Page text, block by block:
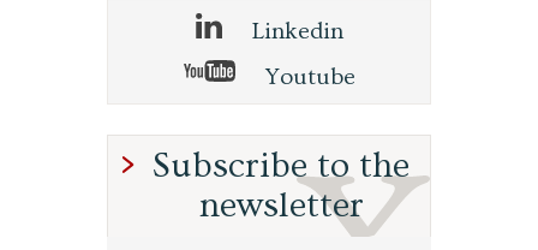
Linkedin
Youtube
Subscribe to the
newsletter